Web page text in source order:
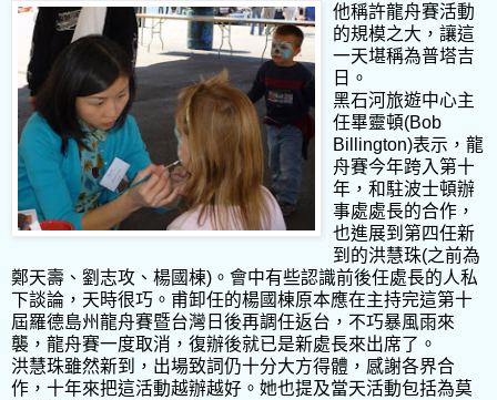
他稱許龍舟賽活動
的規模之大，讓這
一天堪稱為普塔吉
日。
黑石河旅遊中心主
任畢靈頓(Bob
Billington)表示，龍
舟賽今年跨入第十
年，和駐波士頓辦
事處處長的合作，
也進展到第四任新
到的洪慧珠(之前為
鄭天壽、劉志攻、楊國棟)。會中有些認識前後任處長的人私
下談論，天時很巧。甫卸任的楊國棟原本應在主持完這第十
屆羅德島州龍舟賽暨台灣日後再調任返台，不巧暴風雨來
襲，龍舟賽一度取消，復辦後就已是新處長來出席了。
洪慧珠雖然新到，出場致詞仍十分大方得體，感謝各界合
作，十年來把這活動越辦越好。她也提及當天活動包括為莫